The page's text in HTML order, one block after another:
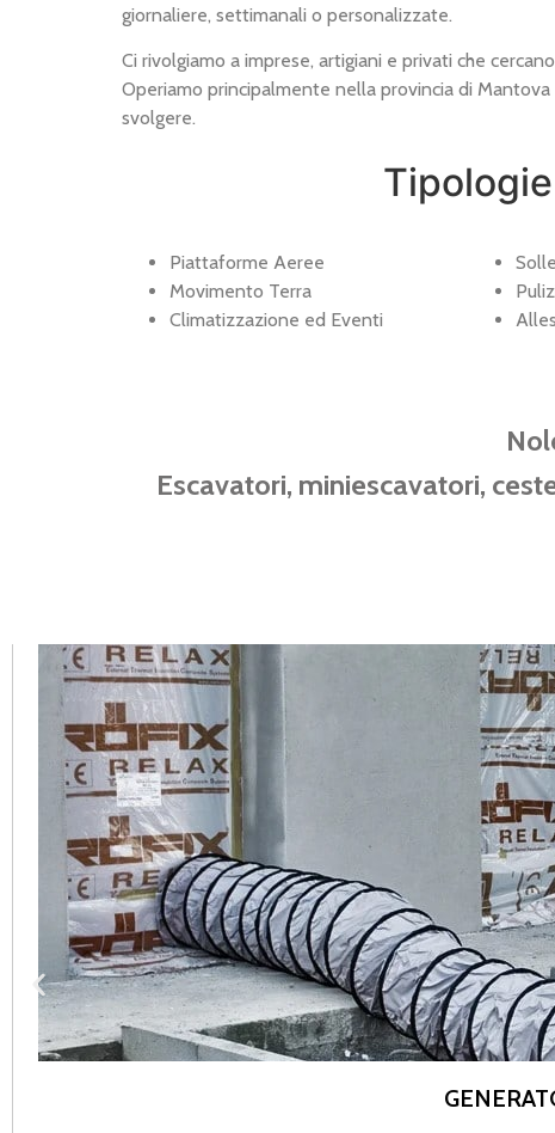
giornaliere, settimanali o personalizzate.
Ci rivolgiamo a imprese, artigiani e privati che
Operiamo principalmente nella provincia di
svolgere.
Piattaforme Aeree
Movimento Terra
Climatizzazione ed Eventi
Escavatori, miniescavatori,